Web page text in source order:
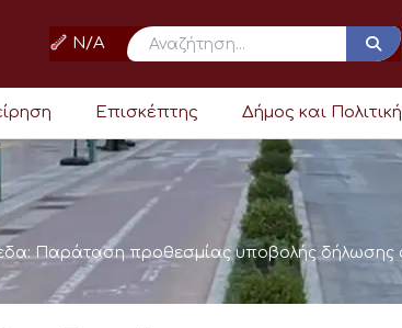
N/A
Επισκέπτης Δήμος και Πολιτική
Παράταση προθεσμίας υποβολής δήλωσης